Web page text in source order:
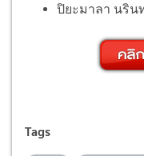
ปิยะมาลา นริน
Tags